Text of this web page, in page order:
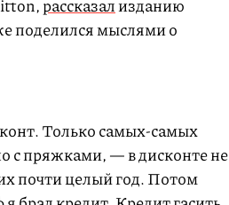
рассказализданию
поделился мыслями о
Только самых-самых
с пряжками, — в дисконте не
почти целый год. Потом